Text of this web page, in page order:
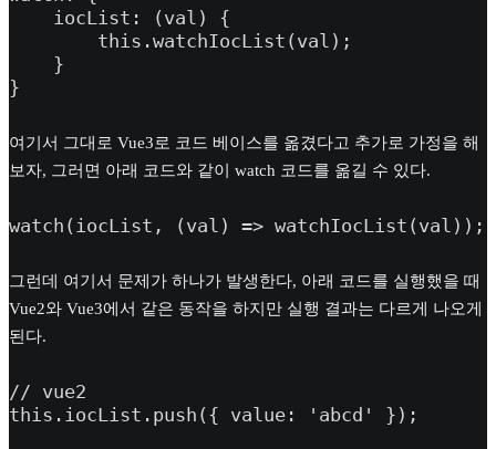
    iocList: (val) {
        this.watchIocList(val);
    }
}
여기서 그대로 Vue3로 코드 베이스를 옮겼다고 추가로 가정을 해
보자, 그러면 아래 코드와 같이 watch 코드를 옮길 수 있다.
watch(iocList, (val) => watchIocList(val));
그런데 여기서 문제가 하나가 발생한다, 아래 코드를 실행했을 때
Vue2와 Vue3에서 같은 동작을 하지만 실행 결과는 다르게 나오게
된다.
// vue2
this.iocList.push({ value: 'abcd' });